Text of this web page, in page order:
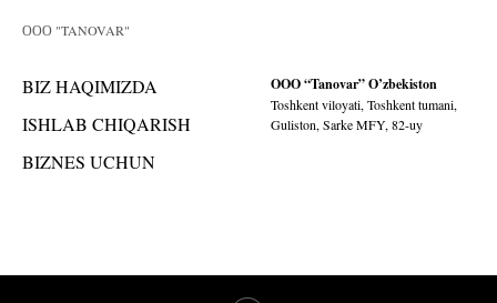
ООО "TANOVAR"
BIZ HAQIMIZDA
ISHLAB CHIQARISH
BIZNES UCHUN
OOO “Tanovar” O’zbekiston
Toshkent viloyati, Toshkent tumani,
Guliston, Sarke MFY, 82-uy